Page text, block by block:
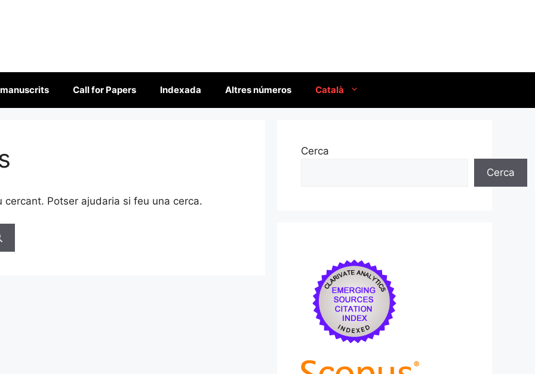
Call for Papers Indexada Altres números Català
Potser ajudaria si feu una cerca.
Cerca
Cerca